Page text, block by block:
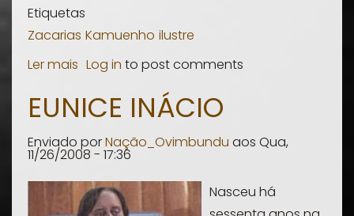
Etiquetas
Zacarias Kamuenho ilustre
Ler mais sobre
Zacarias
(Arcebispo
Lubango)
Log in to post comments
EUNICE INÁCIO
Enviado porNação_Ovimbundu aos Qua,
11/26/2008 - 17:36
Nasceu há